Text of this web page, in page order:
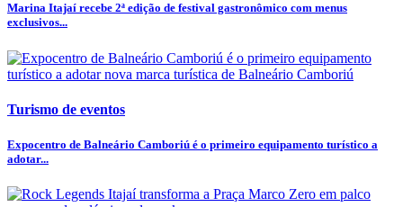
Marina Itajaí recebe 2ª edição de festival gastronômico com menus
exclusivos...
Turismo de eventos
Expocentro de Balneário Camboriú é o primeiro equipamento turístico a
adotar...